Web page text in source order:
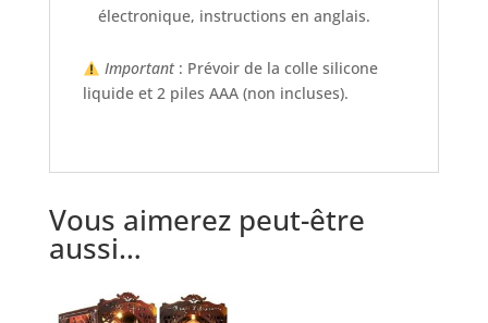
électronique, instructions en anglais.
Important: Prévoir de la colle silicone
liquide et 2 piles AAA (non incluses).
Vous aimerez peut-être
aussi…